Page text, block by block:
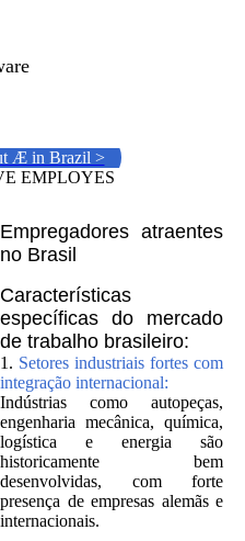
Æ in Brazil >
EMPLOYES
Empregadores atraentes
no Brasil
Características
específicas do mercado
de trabalho brasileiro:
1. Setores industriais fortes com
integração internacional:
Indústrias como autopeças,
engenharia mecânica, química,
logística e energia são
historicamente bem
desenvolvidas, com forte
presença de empresas alemãs e
internacionais.